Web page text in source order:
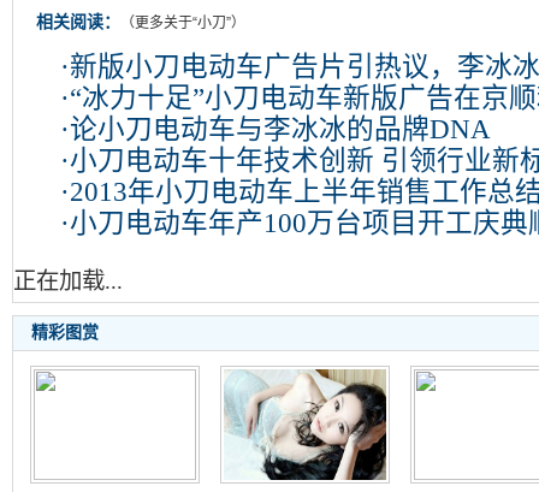
相关阅读： （更多关于“小刀”）
·新版小刀电动车广告片引热议，李冰
·“冰力十足”小刀电动车新版广告在京
·论小刀电动车与李冰冰的品牌DNA
·小刀电动车十年技术创新 引领行业新
·2013年小刀电动车上半年销售工作总
·小刀电动车年产100万台项目开工庆典
正在加载...
精彩图赏